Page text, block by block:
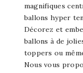
magnifiques
ballons hyper
Décorez et
ballons à de
toppers ou
Nous vous